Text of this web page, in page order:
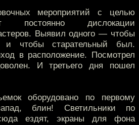
мероприятий с целью
постоянно дислокации
Выявил одного — чтобы
и чтобы старательный был.
в расположение. Посмотрел
И третьего дня пошел
оборудовано по первому
блин! Светильники по
ездят, экраны для фона